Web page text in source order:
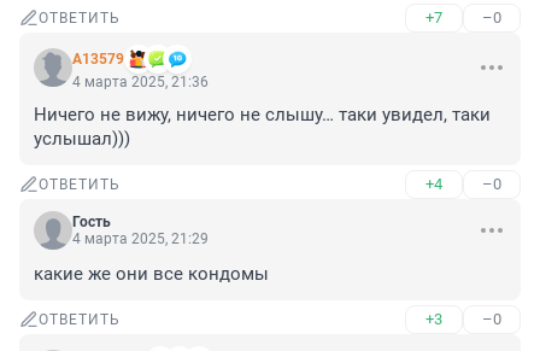
ОТВЕТИТЬ +7 –0
А13579
4 марта 2025, 21:36
Ничего не вижу, ничего не слышу… таки увидел, таки
услышал)))
ОТВЕТИТЬ +4 –0
Гость
4 марта 2025, 21:29
какие же они все кондомы
ОТВЕТИТЬ +3 –0